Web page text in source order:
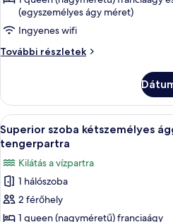
(egyszemélyes ágy méret)
Ingyenes wifi
További részletek
Szoba
A
következő
szoba
összes
képének
megtekintése:
Superior
1
Superior szoba kétszemélyes
tengerpartra
Kilátás a vízpartra
1 hálószoba
2 férőhely
1 queen (nagyméretű) franciaágy